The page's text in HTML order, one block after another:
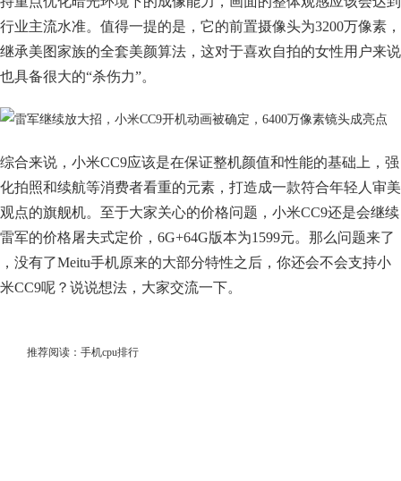
行业主流水准。值得一提的是，它的前置摄像头为3200万像素，
继承美图家族的全套美颜算法，这对于喜欢自拍的女性用户来说
也具备很大的“杀伤力”。
综合来说，小米CC9应该是在保证整机颜值和性能的基础上，强
化拍照和续航等消费者看重的元素，打造成一款符合年轻人审美
观点的旗舰机。至于大家关心的价格问题，小米CC9还是会继续
雷军的价格屠夫式定价，6G+64G版本为1599元。那么问题来了
，没有了Meitu手机原来的大部分特性之后，你还会不会支持小
米CC9呢？说说想法，大家交流一下。
推荐阅读： 手机cpu排行